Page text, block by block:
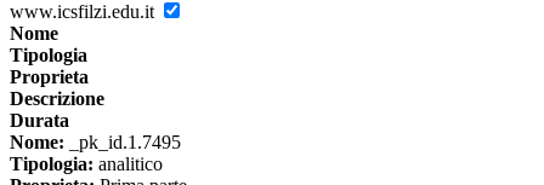
www.icsfilzi.edu.it
Nome
Tipologia
Proprieta
Descrizione
Durata
Nome: _pk_id.1.7495
Tipologia: analitico